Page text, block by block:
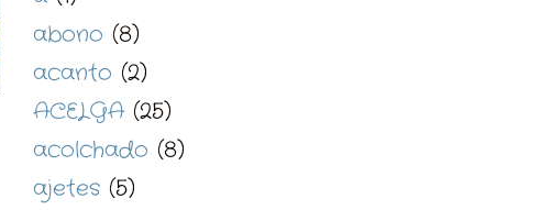
abono (8)
acanto (2)
ACELGA (25)
acolchado (8)
ajetes (5)